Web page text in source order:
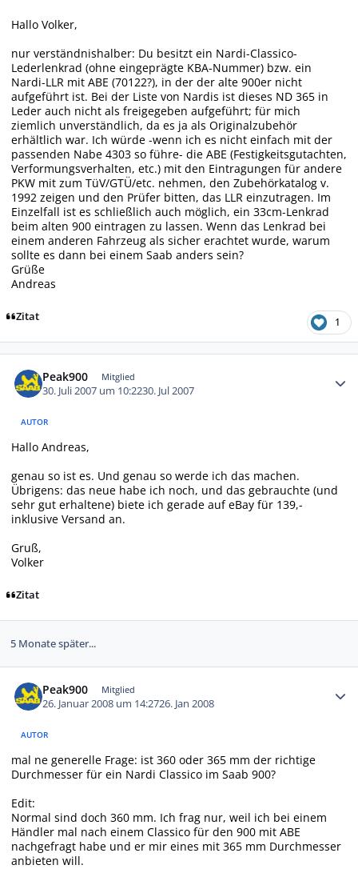
Hallo Volker,
nur verständnishalber: Du besitzt ein Nardi-Classico-
Lederlenkrad (ohne eingeprägte KBA-Nummer) bzw. ein
Nardi-LLR mit ABE (70122?), in der der alte 900er nicht
aufgeführt ist. Bei der Liste von Nardis ist dieses ND 365 in
Leder auch nicht als freigegeben aufgeführt; für mich
ziemlich unverständlich, da es ja als Originalzubehör
erhältlich war. Ich würde -wenn ich es nicht einfach mit der
passenden Nabe 4303 so führe- die ABE (Festigkeitsgutachten,
Verformungsverhalten, etc.) mit den Eintragungen für andere
PKW mit zum TüV/GTÜ/etc. nehmen, den Zubehörkatalog v.
1992 zeigen und den Prüfer bitten, das LLR einzutragen. Im
Einzelfall ist es schließlich auch möglich, ein 33cm-Lenkrad
beim alten 900 eintragen zu lassen. Wenn das Lenkrad bei
einem anderen Fahrzeug als sicher erachtet wurde, warum
sollte es dann bei einem Saab anders sein?
Grüße
Andreas
Zitat 1
Peak900 Mitglied
30. Juli 2007 um 10:2230. Jul 2007
AUTOR
Hallo Andreas,
genau so ist es. Und genau so werde ich das machen.
Übrigens: das neue habe ich noch, und das gebrauchte (und
sehr gut erhaltene) biete ich gerade auf eBay für 139,-
inklusive Versand an.
Gruß,
Volker
Zitat
5 Monate später...
Peak900 Mitglied
26. Januar 2008 um 14:2726. Jan 2008
AUTOR
mal ne generelle Frage: ist 360 oder 365 mm der richtige
Durchmesser für ein Nardi Classico im Saab 900?
Edit:
Normal sind doch 360 mm. Ich frag nur, weil ich bei einem
Händler mal nach einem Classico für den 900 mit ABE
nachgefragt habe und er mir eines mit 365 mm Durchmesser
anbieten will.